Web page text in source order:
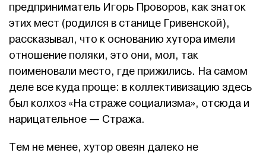
предприниматель Игорь Проворов, как знаток
этих мест (родился в станице Гривенской),
рассказывал, что к основанию хутора имели
отношение поляки, это они, мол, так
поименовали место, где прижились. На самом
деле все куда проще: в коллективизацию здесь
был колхоз «На страже социализма», отсюда и
нарицательное — Стража.
Тем не менее, хутор овеян далеко не